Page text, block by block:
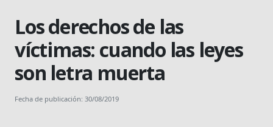
Los derechos de las
víctimas: cuando las leyes
son letra muerta
Fecha de publicación: 30/08/2019